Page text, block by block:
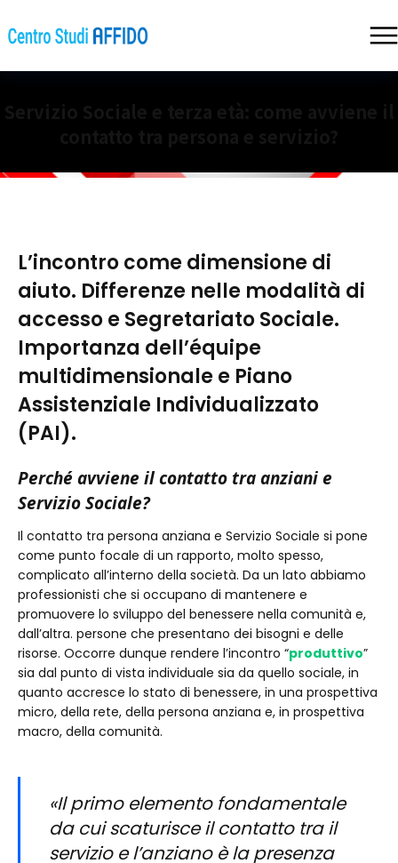
L’incontro come dimensione di
aiuto. Differenze nelle modalità di
accesso e Segretariato Sociale.
Importanza dell’équipe
multidimensionale e Piano
Assistenziale Individualizzato
(PAI).
Perché avviene il contatto tra anziani e
Servizio Sociale?
Il contatto tra persona anziana e Servizio Sociale si pone
come punto focale di un rapporto, molto spesso,
complicato all’interno della società. Da un lato abbiamo
professionisti che si occupano di mantenere e
promuovere lo sviluppo del benessere nella comunità e,
dall’altra. persone che presentano dei bisogni e delle
risorse. Occorre dunque rendere l’incontro “produttivo”
sia dal punto di vista individuale sia da quello sociale, in
quanto accresce lo stato di benessere, in una prospettiva
micro, della rete, della persona anziana e, in prospettiva
macro, della comunità.
«Il primo elemento fondamentale
da cui scaturisce il contatto tra il
servizio e l’anziano è la presenza